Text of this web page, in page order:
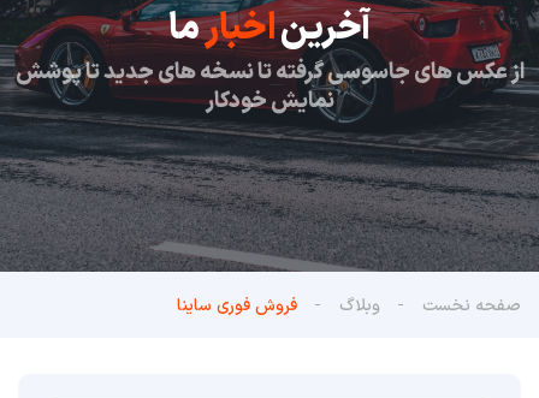
آخریناخبارما
از عکس های جاسوسی گرفته تا نسخه های جدید تا پوشش
نمایش خودکار
صفحه نخست وبلاگ فروش فوری ساینا